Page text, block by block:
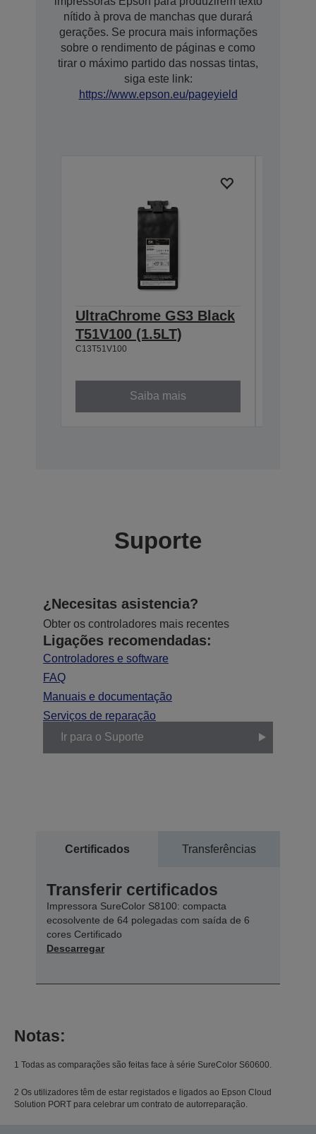
nítido à prova de manchas que durará
gerações. Se procura mais informações
sobre o rendimento de páginas e como
tirar o máximo partido das nossas tintas,
siga este link:
https://www.epson.eu/pageyield
UltraChrome GS3 Black
T51V100 (1.5LT)
C13T51V100
Saiba mais
Suporte
¿Necesitas asistencia?
Obter os controladores mais recentes
Ligações recomendadas:
Controladores e software
FAQ
Manuais e documentação
Serviços de reparação
Ir para o Suporte
Certificados Transferências
Transferir certificados
Impressora SureColor S8100: compacta
ecosolvente de 64 polegadas com saída de 6
cores Certificado
Descarregar
Notas:
1 Todas as comparações são feitas face à série SureColor S60600.
2 Os utilizadores têm de estar registados e ligados ao Epson Cloud
Solution PORT para celebrar um contrato de autorreparação.